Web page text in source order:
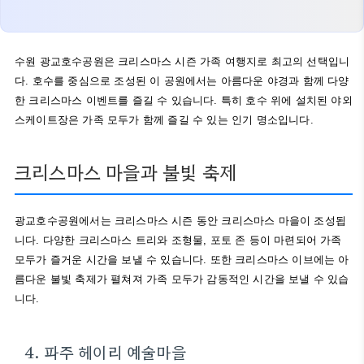
수원 광교호수공원은 크리스마스 시즌 가족 여행지로 최고의 선택입니
다. 호수를 중심으로 조성된 이 공원에서는 아름다운 야경과 함께 다양
한 크리스마스 이벤트를 즐길 수 있습니다. 특히 호수 위에 설치된 야외
스케이트장은 가족 모두가 함께 즐길 수 있는 인기 명소입니다.
크리스마스 마을과 불빛 축제
광교호수공원에서는 크리스마스 시즌 동안 크리스마스 마을이 조성됩
니다. 다양한 크리스마스 트리와 조형물, 포토 존 등이 마련되어 가족
모두가 즐거운 시간을 보낼 수 있습니다. 또한 크리스마스 이브에는 아
름다운 불빛 축제가 펼쳐져 가족 모두가 감동적인 시간을 보낼 수 있습
니다.
4. 파주 헤이리 예술마을